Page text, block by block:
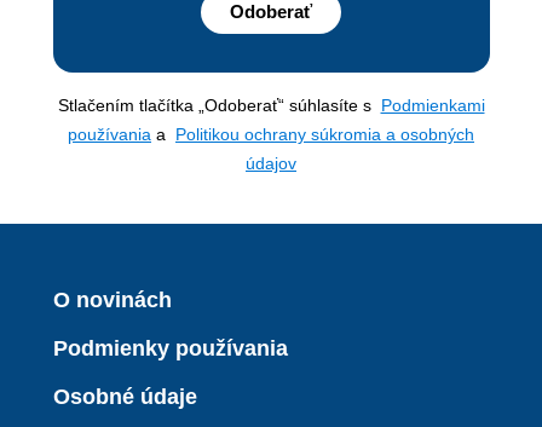
Odoberať
Stlačením tlačítka „Odoberať“ súhlasíte s Podmienkami
používania a Politikou ochrany súkromia a osobných
údajov
O novinách
Podmienky používania
Osobné údaje